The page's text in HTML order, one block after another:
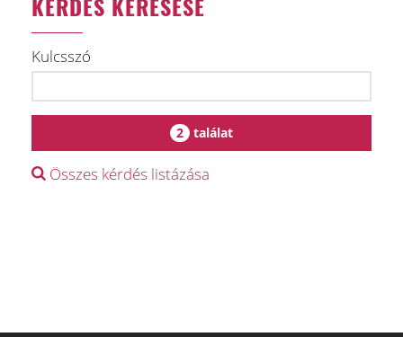
Kulcsszó
2 találat
Összes kérdés listázása